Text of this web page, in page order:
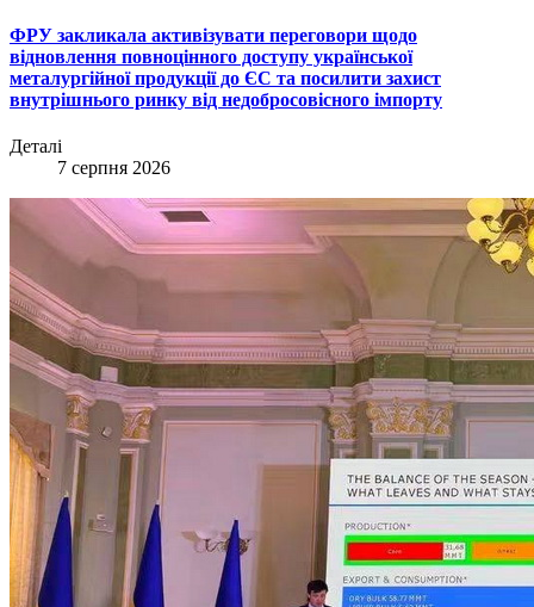
ФРУ закликала активізувати переговори щодо
відновлення повноцінного доступу української
металургійної продукції до ЄС та посилити захист
внутрішнього ринку від недобросовісного імпорту
Деталі
7 серпня 2026